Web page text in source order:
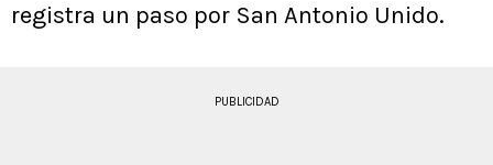
registra un paso por San Antonio Unido.
PUBLICIDAD